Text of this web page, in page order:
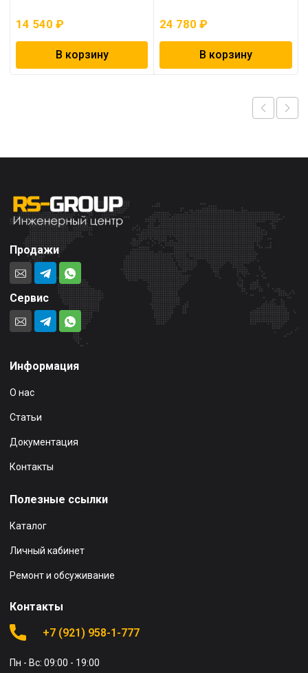
14 540 ₽
В корзину
24 780₽
В корзину
Продажи
Сервис
Информация
О нас
Статьи
Документация
Контакты
Полезные ссылки
Каталог
Личный кабинет
Ремонт и обсуживание
Контакты
+7 (921) 958-1-777
Пн - Вс: 09:00 - 19:00